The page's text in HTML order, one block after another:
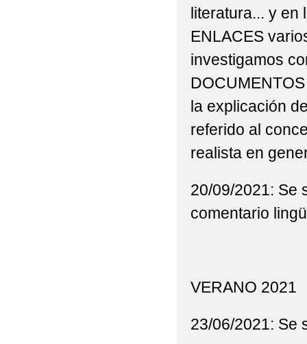
literatura... y
ENLACES
investigamos
la explicación
referido al
realista en
20/09/2021: Se
comentario
VERANO 2021
23/06/2021: Se